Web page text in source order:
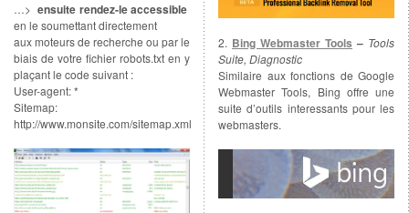
2. Bing Webmaster Tools – Tools
Suite, Diagnostic
Similaire aux fonctions de Google
Webmaster Tools, Bing offre une
suite d’outils interessants pour les
webmasters.
…> ensuite rendez-le accessible
en le soumettant directement
aux moteurs de recherche ou par le
biais de votre fichier robots.txt en y
plaçant le code suivant :
User-agent: *
Sitemap:
http://www.monsite.com/sitemap.xml